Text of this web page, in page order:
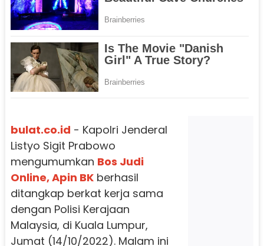
bulat.co.id - Kapolri Jenderal
Listyo Sigit Prabowo
mengumumkan Bos Judi
Online, Apin BKberhasil
ditangkap berkat kerja sama
dengan Polisi Kerajaan
Malaysia, di Kuala Lumpur,
Jumat (14/10/2022). Malam ini